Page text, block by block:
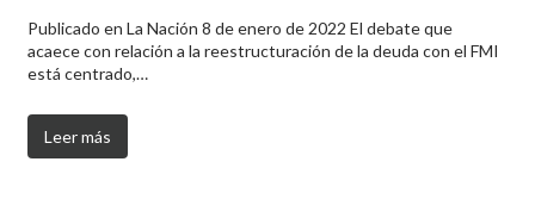
Publicado en La Nación 8 de enero de 2022 El debate que
acaece con relación a la reestructuración de la deuda con el FMI
está centrado,…
Leer más